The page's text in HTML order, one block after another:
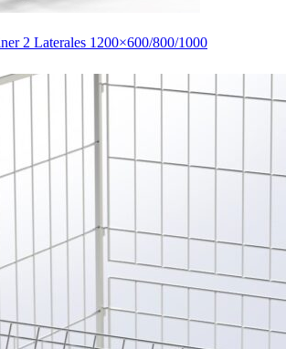
2 Laterales 1200×600/800/1000